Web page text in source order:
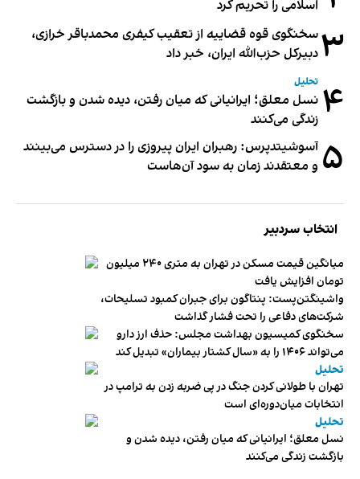
اسلامی را تحریم کرد
۳سخنگوی قوه قضاییه از تعقیب کیفری محمدباقر خرازی،
دبیر‌کل حزب‌الله ایران، خبر داد
۴ تحلیل
نسل معلق؛ ایرانیانی که میان رفتن، دیده شدن و بازگشت
زندگی می‌کنند
۵ آسوشیتدپرس: رهبران ایران پیروزی را در دسترس می‌بینند
و معتقدند زمان به سود آن‌هاست
انتخاب سردبیر
میانگین قیمت مسکن در تهران به متری ۲۴۰ میلیون
تومان افزایش یافت
واشینگتن‌پست: پنتاگون برای جبران کمبود تسلیحات،
شرکت‌های دفاعی را تحت فشار گذاشت
سخنگوی کمیسیون بهداشت مجلس: حذف ارز دارو
می‌تواند ۱۴۰۶ را به «سال کشتار بیماران» تبدیل کند
تحلیل
تهران با طولانی کردن جنگ در پی ضربه زدن به ترامپ در
انتخابات میان‌دوره‌ای است
تحلیل
نسل معلق؛ ایرانیانی که میان رفتن، دیده شدن و
بازگشت زندگی می‌کنند